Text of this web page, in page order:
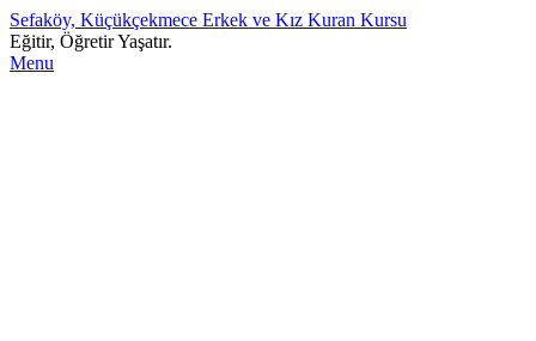
Sefaköy, Küçükçekmece Erkek ve Kız Kuran Kursu
Eğitir, Öğretir Yaşatır.
Menu